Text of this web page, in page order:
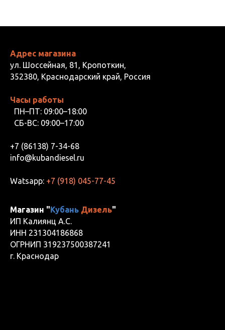
Адрес магазина
ул. Шоссейная, 81, Кропоткин,
352380, Краснодарский край, Россия
Часы работы
ПН–ПТ: 09:00–18:00
СБ-ВС: 09:00–17:00
+7 (86138) 7-34-68
info@kubandiesel.ru
Watsapp: +7 (918) 045-77-45
Магазин "Кубань Дизель"
ИП Калиянц А.С.
ИНН 231304186868
ОГРНИП 319237500387241
г. Краснодар